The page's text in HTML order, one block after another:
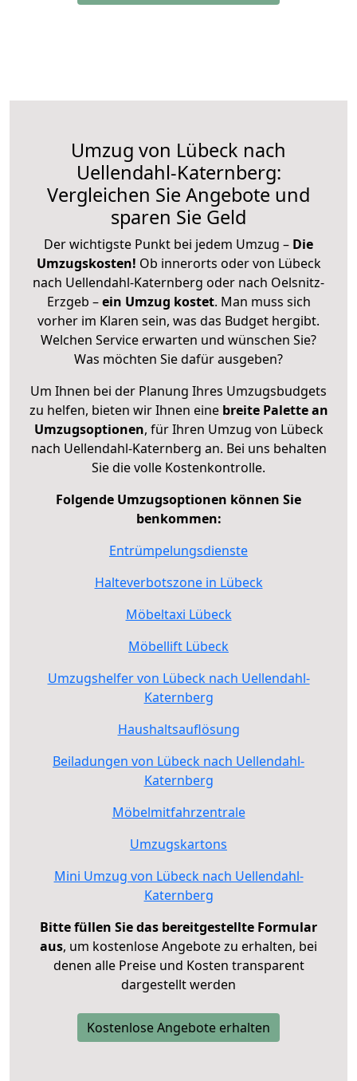
Umzug von Lübeck nach
Uellendahl-Katernberg:
Vergleichen Sie Angebote und
sparen Sie Geld
Der wichtigste Punkt bei jedem Umzug – Die
Umzugskosten! Ob innerorts oder von Lübeck
nach Uellendahl-Katernberg oder nach Oelsnitz-
Erzgeb –ein Umzug kostet. Man muss sich
vorher im Klaren sein, was das Budget hergibt.
Welchen Service erwarten und wünschen Sie?
Was möchten Sie dafür ausgeben?
Um Ihnen bei der Planung Ihres Umzugsbudgets
zu helfen, bieten wir Ihnen eine breite Palette an
Umzugsoptionen, für Ihren Umzug von Lübeck
nach Uellendahl-Katernberg an. Bei uns behalten
Sie die volle Kostenkontrolle.
Folgende Umzugsoptionen können Sie
benkommen:
Entrümpelungsdienste
Halteverbotszone in Lübeck
Möbeltaxi Lübeck
Möbellift Lübeck
Umzugshelfer von Lübeck nach Uellendahl-
Katernberg
Haushaltsauflösung
Beiladungen von Lübeck nach Uellendahl-
Katernberg
Möbelmitfahrzentrale
Umzugskartons
Mini Umzug von Lübeck nach Uellendahl-
Katernberg
Bitte füllen Sie das bereitgestellte Formular
aus, um kostenlose Angebote zu erhalten, bei
denen alle Preise und Kosten transparent
dargestellt werden
Kostenlose Angebote erhalten